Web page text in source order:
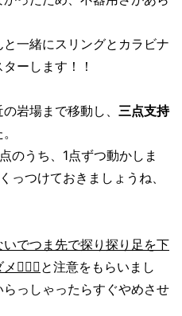
一緒にスリングとカラビナ
ーします！！
岩場まで移動し、 三点支持
のうち、1点ずつ動かしま
っつけておきましょうね、
いでつま先で探り探り足を下
🙅🏻‍♀️ と注意をもらいまし
っしゃったらすぐやめさせ